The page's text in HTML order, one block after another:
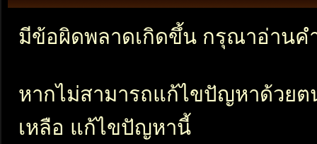
มีข้อผิดพลาดเกิดขึ้น กรุณาอ่านค
หากไม่สามารถแก้ไขปัญหาด้วย
เหลือ แก้ไขปัญหานี้